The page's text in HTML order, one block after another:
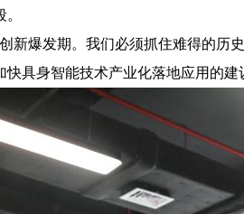
爆发期。我们必须抓住难得的历史
快具身智能技术产业化落地应用的建